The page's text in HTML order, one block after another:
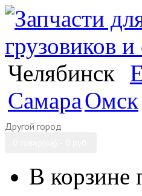
Челябинск
СамараОмск
Другой город
В корзине